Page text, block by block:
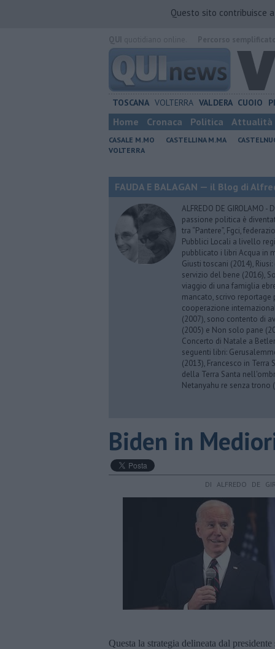
Questo sito contribuisce
TOSCANA VOLTERRA VALDERA CUOIO
Home Cronaca Politica Attualità
CASALE M.MO CASTELLINA M.MA
VOLTERRA
FAUDA E BALAGAN — il Blog di
ALFREDO DE GIROLAMO
passione politica è
tra “Pantere”, Fgci,
Pubblici Locali a livello
pubblicato i libri Acqua in
Giusti toscani (2014),
servizio del bene (2016),
viaggio di una famiglia
mancato, scrivo
cooperazione
(2007), sono contento di
(2005) e Non solo pane
Concerto di Natale a
seguenti libri:
(2013), Francesco in Terra
della Terra Santa
Netanyahu re senza trono
Biden in
DI ALFREDO DE
Questa la strategia delineata dal